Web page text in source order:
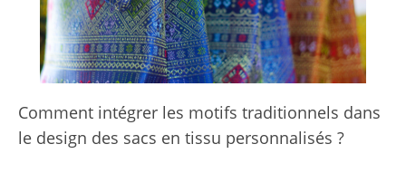
Comment intégrer les motifs traditionnels dans
le design des sacs en tissu personnalisés ?